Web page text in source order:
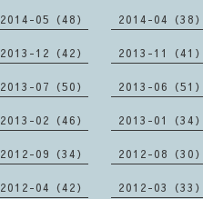
2014-05（48） 2014-04（38）
2013-12（42） 2013-11（41）
2013-07（50） 2013-06（51）
2013-02（46） 2013-01（34）
2012-09（34） 2012-08（30）
2012-04（42） 2012-03（33）